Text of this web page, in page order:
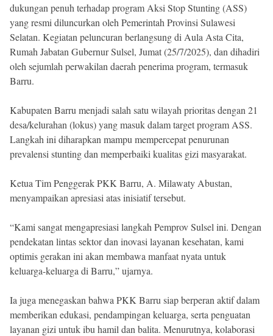
dukungan penuh terhadap program Aksi Stop Stunting (ASS)
yang resmi diluncurkan oleh Pemerintah Provinsi Sulawesi
Selatan. Kegiatan peluncuran berlangsung di Aula Asta Cita,
Rumah Jabatan Gubernur Sulsel, Jumat (25/7/2025), dan dihadiri
oleh sejumlah perwakilan daerah penerima program, termasuk
Barru.
Kabupaten Barru menjadi salah satu wilayah prioritas dengan 21
desa/kelurahan (lokus) yang masuk dalam target program ASS.
Langkah ini diharapkan mampu mempercepat penurunan
prevalensi stunting dan memperbaiki kualitas gizi masyarakat.
Ketua Tim Penggerak PKK Barru, A. Milawaty Abustan,
menyampaikan apresiasi atas inisiatif tersebut.
“Kami sangat mengapresiasi langkah Pemprov Sulsel ini. Dengan
pendekatan lintas sektor dan inovasi layanan kesehatan, kami
optimis gerakan ini akan membawa manfaat nyata untuk
keluarga-keluarga di Barru,” ujarnya.
Ia juga menegaskan bahwa PKK Barru siap berperan aktif dalam
memberikan edukasi, pendampingan keluarga, serta penguatan
layanan gizi untuk ibu hamil dan balita. Menurutnya, kolaborasi